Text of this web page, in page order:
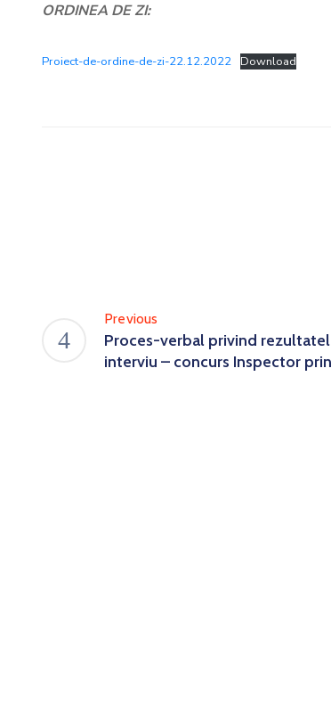
ORDINEA DE ZI:
Proiect-de-ordine-de-zi-22.12.2022 Download
Previous
Proces-verbal privind
interviu – concurs Inspector